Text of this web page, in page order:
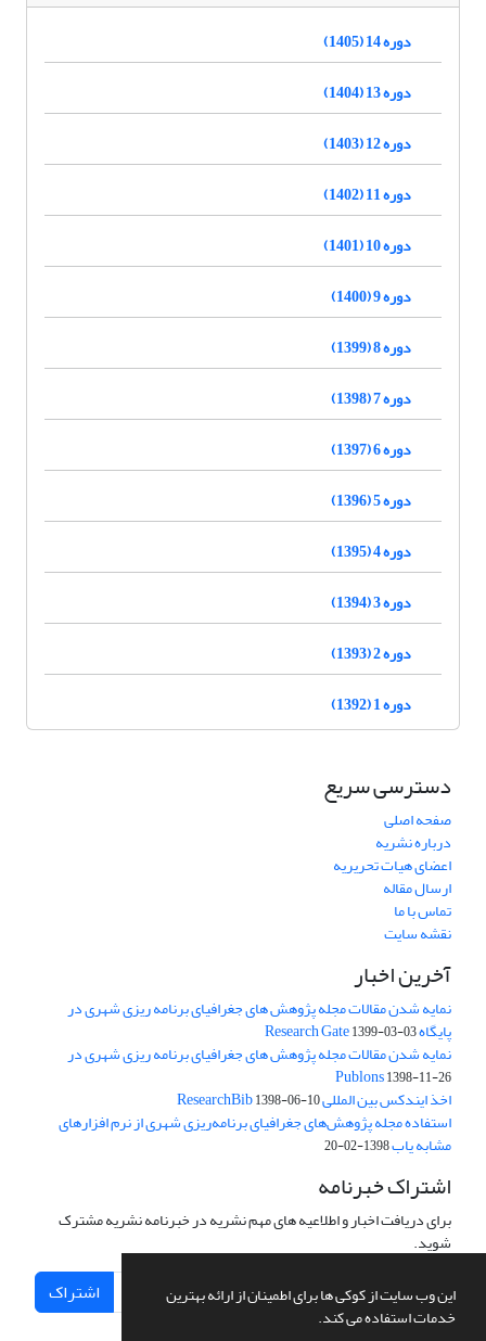
این وب سایت از کوکی ها برای اطمینان از ارائه بهترین
خدمات استفاده می کند.
دوره 14 (1405)
دوره 13 (1404)
دوره 12 (1403)
دوره 11 (1402)
دوره 10 (1401)
دوره 9 (1400)
دوره 8 (1399)
دوره 7 (1398)
دوره 6 (1397)
دوره 5 (1396)
دوره 4 (1395)
دوره 3 (1394)
دوره 2 (1393)
دوره 1 (1392)
دسترسی سریع
صفحه اصلی
درباره نشریه
اعضای هیات تحریریه
ارسال مقاله
تماس با ما
نقشه سایت
آخرین اخبار
نمایه شدن مقالات مجله پژوهش های جغرافیای برنامه ریزی شهری در
پایگاه Research Gate1399-03-03
نمایه شدن مقالات مجله پژوهش های جغرافیای برنامه ریزی شهری در
Publons1398-11-26
اخذ ایندکس بین المللی ResearchBib1398-06-10
استفاده مجله پژوهش‌های جغرافیای برنامه‌ریزی شهری از نرم افزارهای
مشابه یاب1398-02-20
اشتراک خبرنامه
برای دریافت اخبار و اطلاعیه های مهم نشریه در خبرنامه نشریه مشترک
شوید.
اشتراک